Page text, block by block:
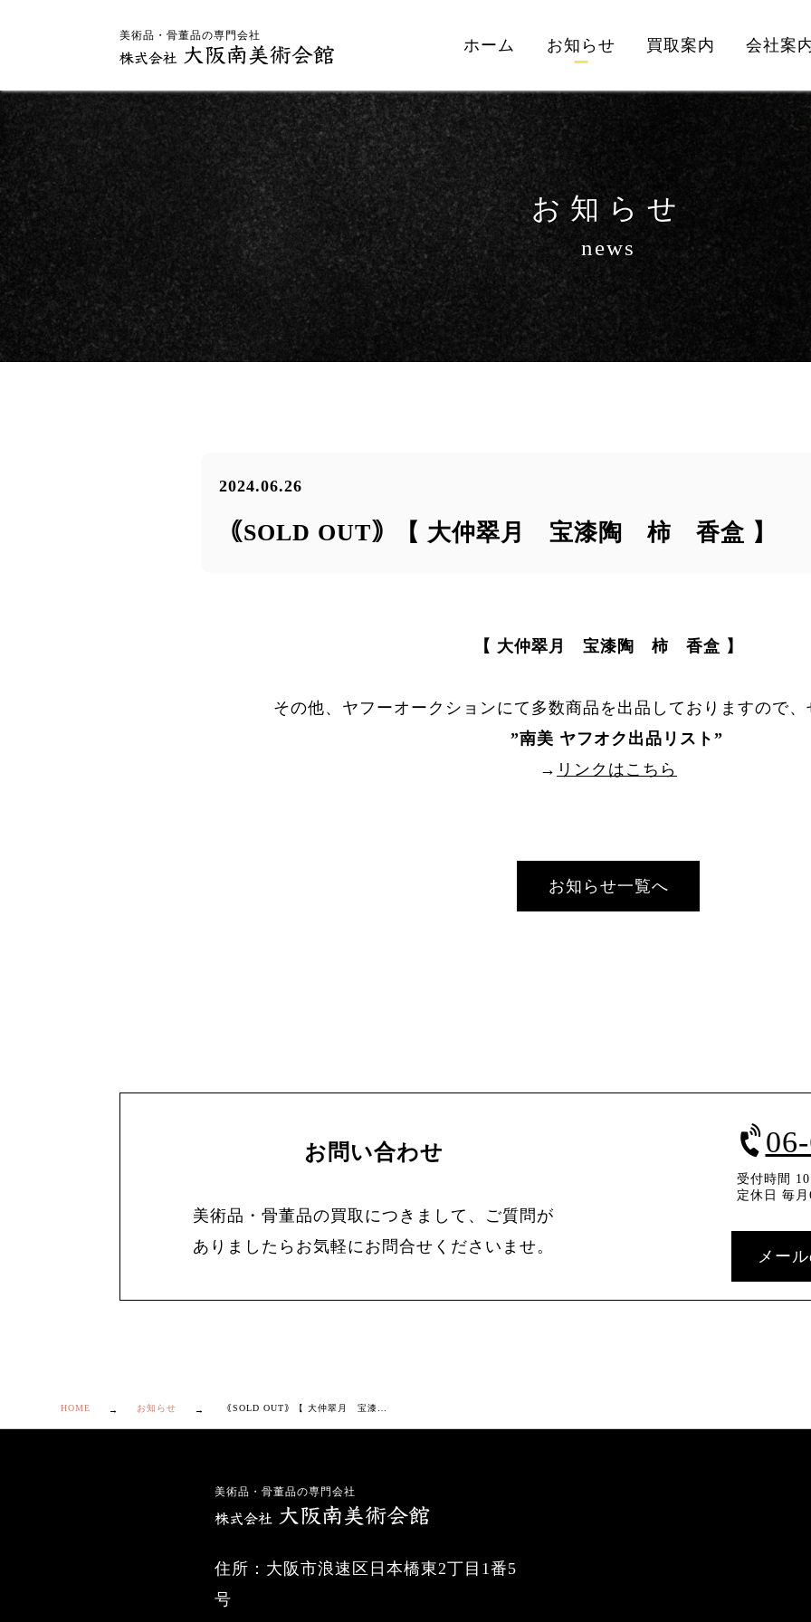
美術品・骨董品の専門会社
ホーム お知らせ 買取案内 会社案
お知らせ
news
2024.06.26
｟SOLD OUT｠【 大仲翠月 宝漆陶 柿 香盒 】
【 大仲翠月 宝漆陶 柿 香盒 】
その他、ヤフーオークションにて多数商品を出品しておりますので、
”南美 ヤフオク出品リスト ”
→ リンクはこちら
お知らせ一覧へ
お問い合わせ
美術品・骨董品の買取につきまして、ご質問が
ありましたらお気軽にお問合せくださいませ。
受付時間
定休日 毎月
メー
HOME お知らせ
美術品・骨董品の専門会社
住所：大阪市浪速区日本橋東2丁目1番5
号